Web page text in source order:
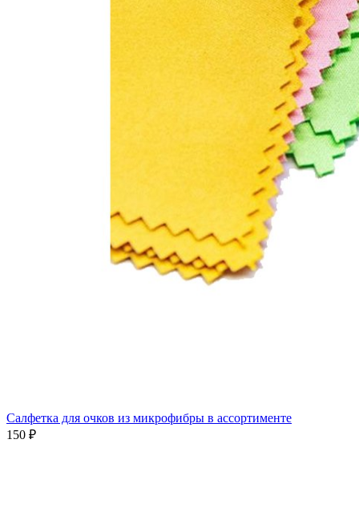
Салфетка для очков из микрофибры в ассортименте
150 ₽